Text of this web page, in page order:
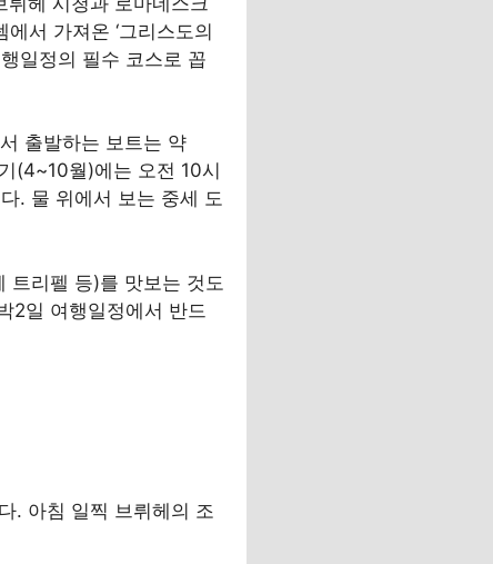
서 가져온 ‘그리스도의
일정의 필수 코스로 꼽
출발하는 보트는 약
(4~10월)에는 오전 10시
. 물 위에서 보는 중세 도
트리펠 등)를 맛보는 것도
2일 여행일정에서 반드
. 아침 일찍 브뤼헤의 조